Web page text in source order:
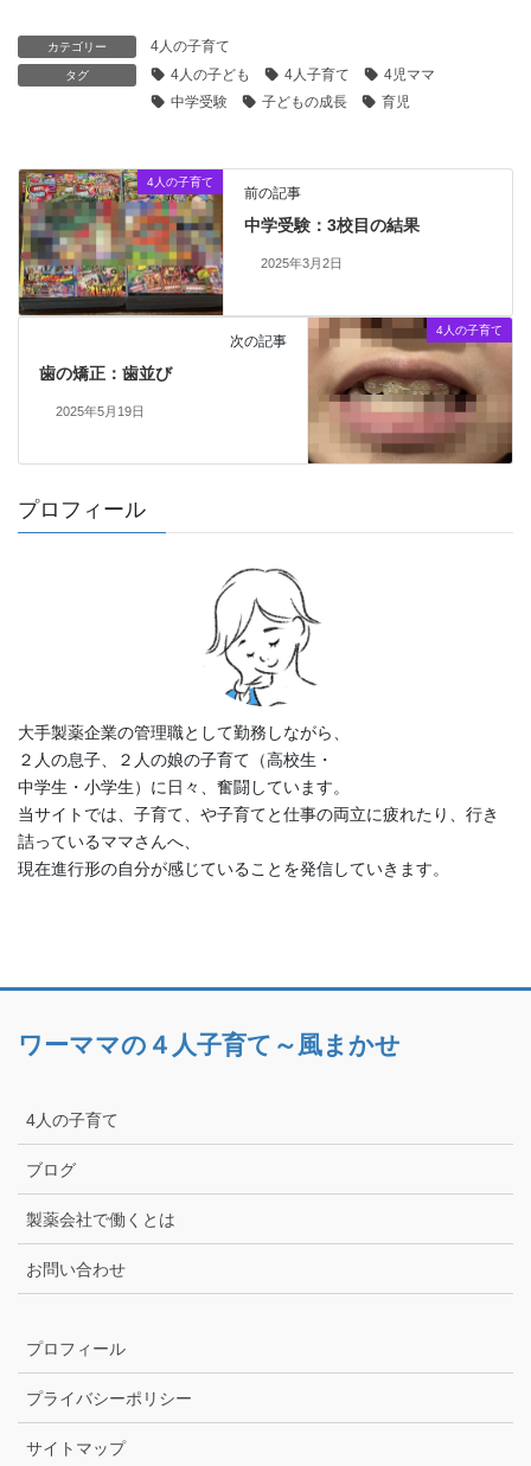
カテゴリー 4人の子育て
タグ 4人の子ども 4人子育て
4児ママ
中学受験
子どもの成長 育児
4人の子育て
前の記事
中学受験：3校目の結果
2025年3月2日
4人の子育て
次の記事
歯の矯正：歯並び
2025年5月19日
プロフィール
大手製薬企業の管理職として勤務しながら、
２人の息子、２人の娘の子育て（高校生・
中学生・小学生）に日々、奮闘しています。
当サイトでは、子育て、や子育てと仕事の両立に疲れたり、行き
詰っているママさんへ、
現在進行形の自分が感じていることを発信していきます。
ワーママの４人子育て～風まかせ
4人の子育て
ブログ
製薬会社で働くとは
お問い合わせ
プロフィール
プライバシーポリシー
サイトマップ